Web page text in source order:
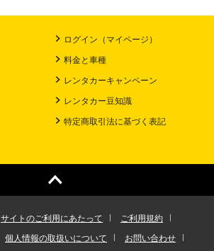
ログイン（マイページ）
料金と車種
レンタカーキャンペーン
レンタカー豆知識
特定商取引法に基づく表記
サイトのご利用にあたって
ご利用規約
個人情報の取扱いについて お問い合わせ